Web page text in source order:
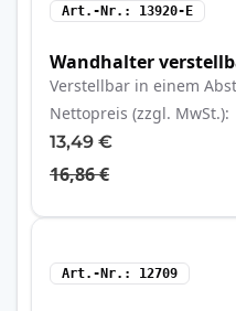
Art.-Nr. 13920-E
Wandhalter
Verstellbar in einem
Nettopreis (zzgl. MwSt.)
13,49 €
16,86 €
Art.-Nr. 12709